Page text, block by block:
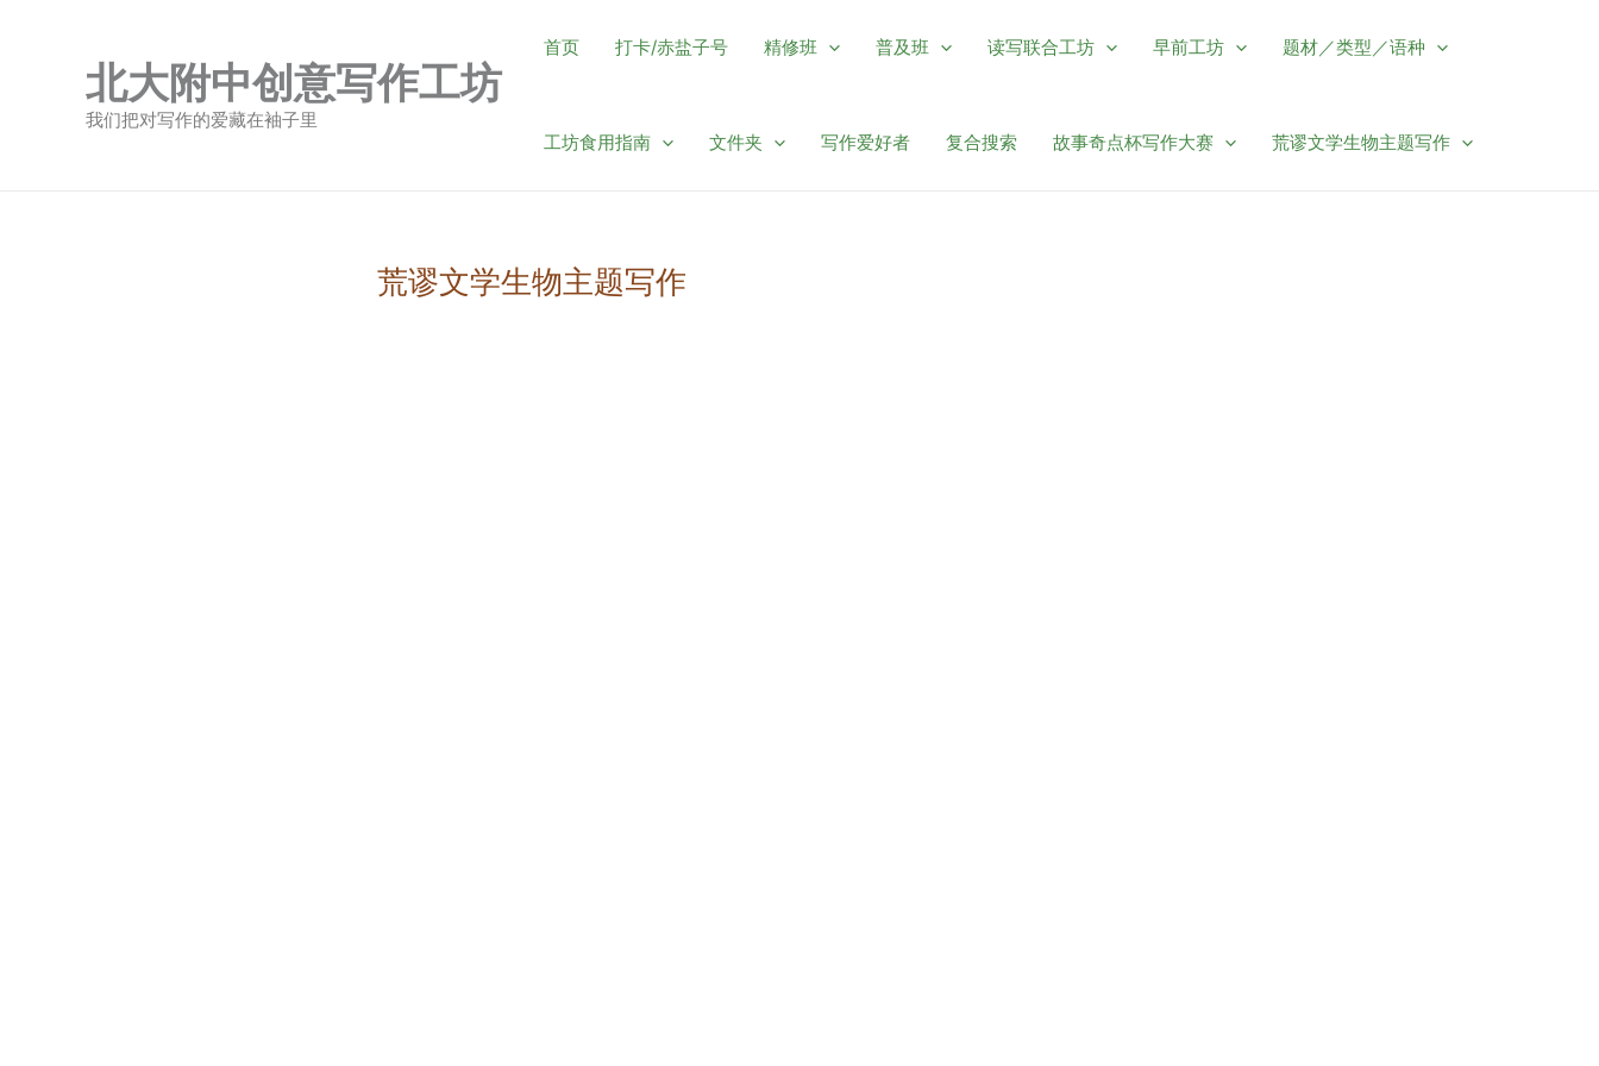
北大附中创意写作工坊
我们把对写作的爱藏在袖子里
首页 打卡/赤盐子号 精修班 普及班 读写联合工坊 早前工坊 题材／类型／语种
工坊食用指南 文件夹 写作爱好者 复合搜索 故事奇点杯写作大赛 荒谬文学生物主题写作
荒谬文学生物主题写作